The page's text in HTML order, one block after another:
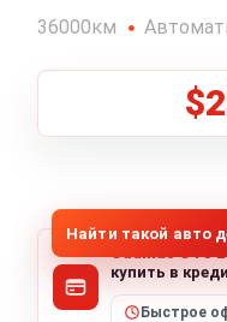
36000км
Найти такой авто
Cadillac CT5
купить в
Быстрое